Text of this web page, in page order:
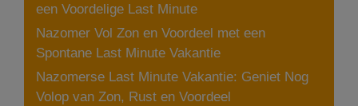
een Voordelige Last Minute
Nazomer Vol Zon en Voordeel met een
Spontane Last Minute Vakantie
Nazomerse Last Minute Vakantie: Geniet Nog
Volop van Zon, Rust en Voordeel